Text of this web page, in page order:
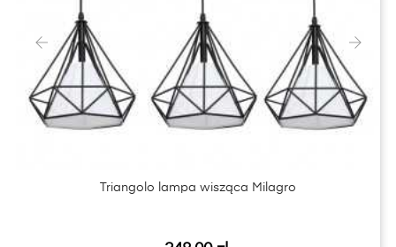
Triangolo lampa wisząca Milagro